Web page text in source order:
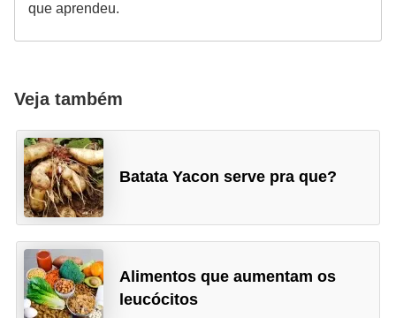
que aprendeu.
Veja também
Batata Yacon serve pra que?
Alimentos que aumentam os
leucócitos